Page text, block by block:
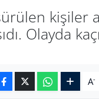
kişiler
Olayda
A-